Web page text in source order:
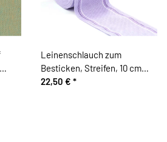
Leinenschlauch zum
Besticken, Streifen, 10 cm
breit, lila, Vaupel &
22,50 € *